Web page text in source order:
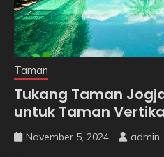
Taman
Tukang Taman
untuk Taman
November 5, 2024 admin